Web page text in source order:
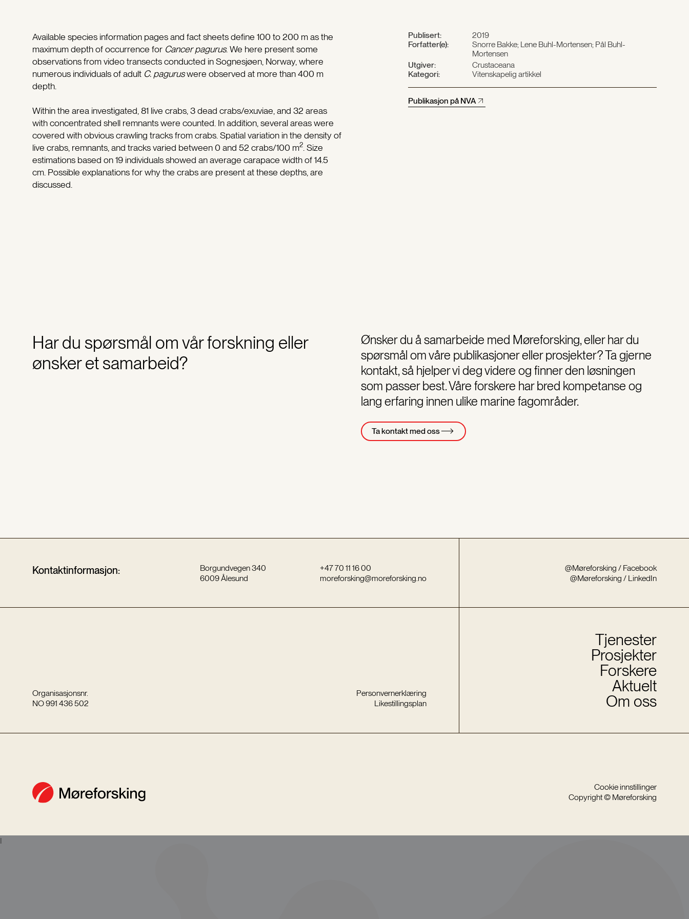
Available species information pages and fact sheets define 100 to 200 m as the
maximum depth of occurrence for Cancer pagurus. We here present some
observations from video transects conducted in Sognesjøen, Norway, where
numerous individuals of adult C. paguruswere observed at more than 400 m
depth.
Within the area investigated, 81 live crabs, 3 dead crabs/exuviae, and 32 areas
with concentrated shell remnants were counted. In addition, several areas were
covered with obvious crawling tracks from crabs. Spatial variation in the density of
live crabs, remnants, and tracks varied between 0 and 52 crabs/100 m2 . Size
estimations based on 19 individuals showed an average carapace width of 14.5
cm. Possible explanations for why the crabs are present at these depths, are
discussed.
Publisert:
2019
Forfatter(e):
Snorre Bakke; Lene Buhl-Mortensen; Pål Buhl-
Mortensen
Utgiver:
Crustaceana
Kategori:
Vitenskapelig artikkel
Publikasjon på NVA
Har du spørsmål om vår forskning eller
ønsker et samarbeid?
Ønsker du å samarbeide med Møreforsking, eller har du
spørsmål om våre publikasjoner eller prosjekter? Ta gjerne
kontakt, så hjelper vi deg videre og finner den løsningen
som passer best. Våre forskere har bred kompetanse og
lang erfaring innen ulike marine fagområder.
Ta kontakt med oss
Kontaktinformasjon:
Borgundvegen 340
6009 Ålesund
+47 70 11 16 00
moreforsking@moreforsking.no
@Møreforsking / Facebook
@Møreforsking / LinkedIn
Organisasjonsnr.
NO 991 436 502
Personvernerklæring
Likestillingsplan
Tjenester
Prosjekter
Forskere
Aktuelt
Om oss
Cookie innstillinger
Copyright © Møreforsking
I